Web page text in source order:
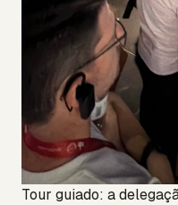
Tour guiado: a